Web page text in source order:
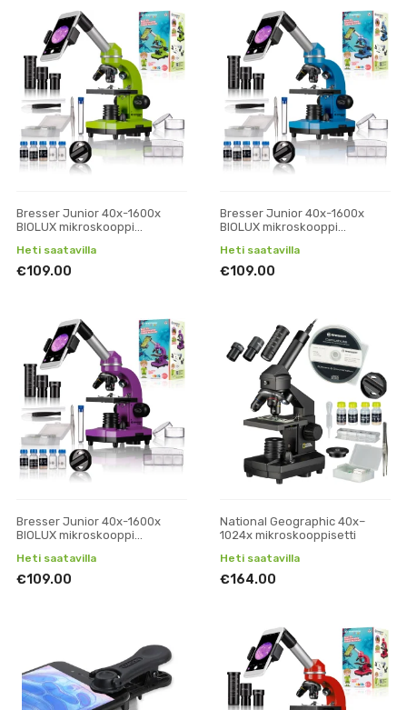
Bresser Junior 40x-1600x
BIOLUX mikroskooppi
Heti saatavilla
€109.00
Bresser Junior 40x-1600x
BIOLUX mikroskooppi
Heti saatavilla
€109.00
Bresser Junior 40x-1600x
BIOLUX mikroskooppi
Heti saatavilla
€109.00
National Geographic 40x–
1024x mikroskooppisetti
Heti saatavilla
€164.00